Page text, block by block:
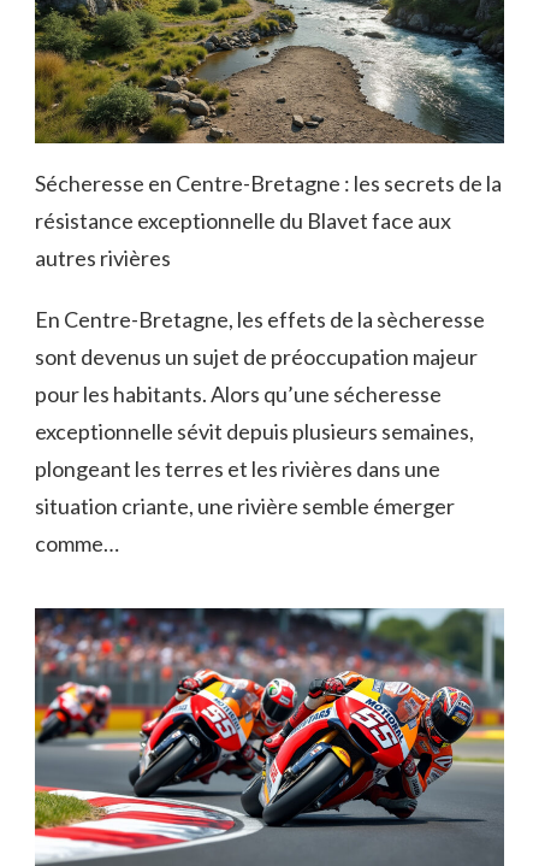
Sécheresse en Centre-Bretagne : les secrets de la
résistance exceptionnelle du Blavet face aux
autres rivières
En Centre-Bretagne, les effets de la sècheresse
sont devenus un sujet de préoccupation majeur
pour les habitants. Alors qu’une sécheresse
exceptionnelle sévit depuis plusieurs semaines,
plongeant les terres et les rivières dans une
situation criante, une rivière semble émerger
comme…